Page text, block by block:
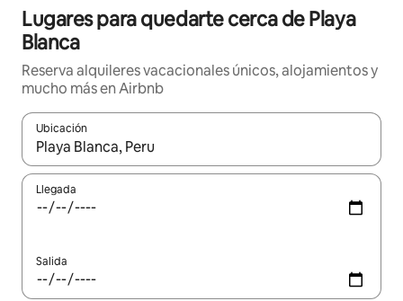
Lugares para quedarte cerca de Playa
Blanca
Reserva alquileres vacacionales únicos, alojamientos y
mucho más en Airbnb
Ubicación
Cuando los resultados estén disponibles, navega con las
Llegada
Salida